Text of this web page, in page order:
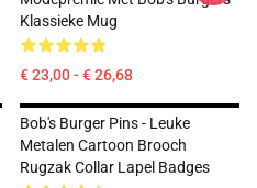
Klassieke Mug
€ 23,00 - € 26,68
Bob's Burger Pins - Leuke
Metalen Cartoon Brooch
Rugzak Collar Lapel Badges